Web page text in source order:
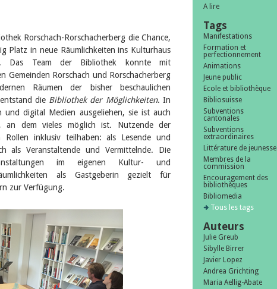
Rorschach-Rorschacherberg die Chance,
Platz in neue Räumlichkeiten ins Kulturhaus
Das Team der Bibliothek konnte mit
Gemeinden Rorschach und Rorschacherberg
Räumen der bisher beschaulichen
die Bibliothek der Möglichkeiten. In
digital Medien ausgeliehen, sie ist auch
an dem vieles möglich ist. Nutzende der
inklusiv teilhaben: als Lesende und
als Veranstaltende und Vermittelnde. Die
im eigenen Kultur- und
als Gastgeberin gezielt für
zur Verfügung.
A lire
Tags
Manifestations
Formation et
perfectionnement
Animations
Jeune public
Ecole et bibliothèque
Bibliosuisse
Subventions
cantonales
Subventions
extraordinaires
Littérature de jeunesse
Membres de la
commission
Encouragement des
bibliothèques
Bibliomedia
Tous les tags
Auteurs
Julie Greub
Sibylle Birrer
Javier Lopez
Andrea Grichting
Maria Aellig-Abate